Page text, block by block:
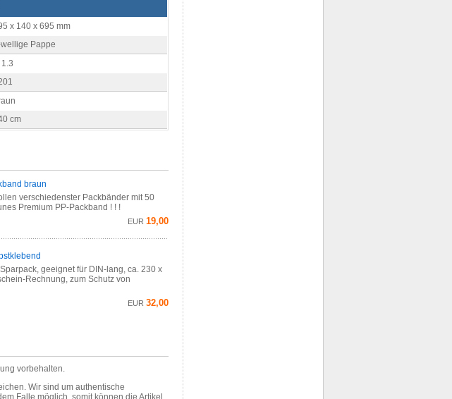
x 140 x 695 mm
Pappe
cm
braun
verschiedenster Packbänder mit 50
Premium PP-Packband ! ! !
EUR 19,00
geeignet für DIN-lang, ca. 230 x
Rechnung, zum Schutz von
EUR 32,00
vorbehalten.
Wir sind um authentische
Falle möglich, somit können die Artikel